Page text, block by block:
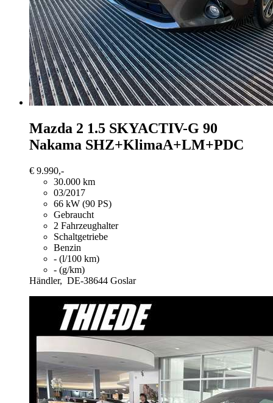
Mazda 2 1.5 SKYACTIV-G 90
Nakama SHZ+KlimaA+LM+PDC
€ 9.990,-
30.000 km
03/2017
66 kW (90 PS)
Gebraucht
2 Fahrzeughalter
Schaltgetriebe
Benzin
- (l/100 km)
- (g/km)
Händler, DE-38644 Goslar